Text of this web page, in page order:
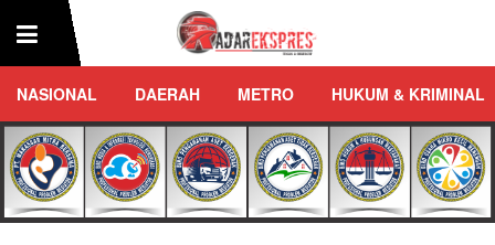
NASIONAL DAERAH METRO HUKUM & KRIMINAL